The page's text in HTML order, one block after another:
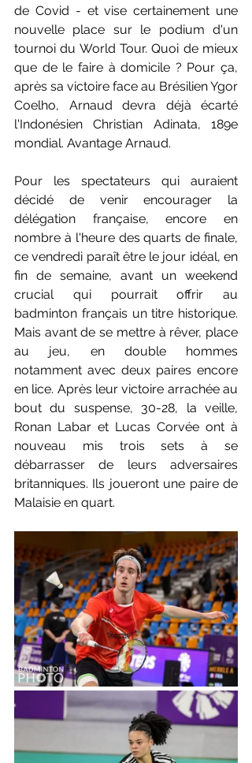
de Covid - et vise certainement une
nouvelle place sur le podium d'un
tournoi du World Tour. Quoi de mieux
que de le faire à domicile ? Pour ça,
après sa victoire face au Brésilien Ygor
Coelho, Arnaud devra déjà écarté
l'Indonésien Christian Adinata, 189e
mondial. Avantage Arnaud.
Pour les spectateurs qui auraient
décidé de venir encourager la
délégation française, encore en
nombre à l'heure des quarts de finale,
ce vendredi paraît être le jour idéal, en
fin de semaine, avant un weekend
crucial qui pourrait offrir au
badminton français un titre historique.
Mais avant de se mettre à rêver, place
au jeu, en double hommes
notamment avec deux paires encore
en lice. Après leur victoire arrachée au
bout du suspense, 30-28, la veille,
Ronan Labar et Lucas Corvée ont à
nouveau mis trois sets à se
débarrasser de leurs adversaires
britanniques. Ils joueront une paire de
Malaisie en quart.